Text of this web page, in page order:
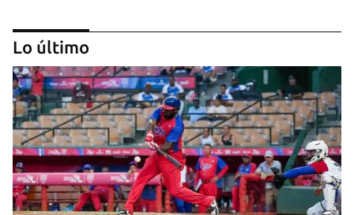
NICARAGUA
Lo último